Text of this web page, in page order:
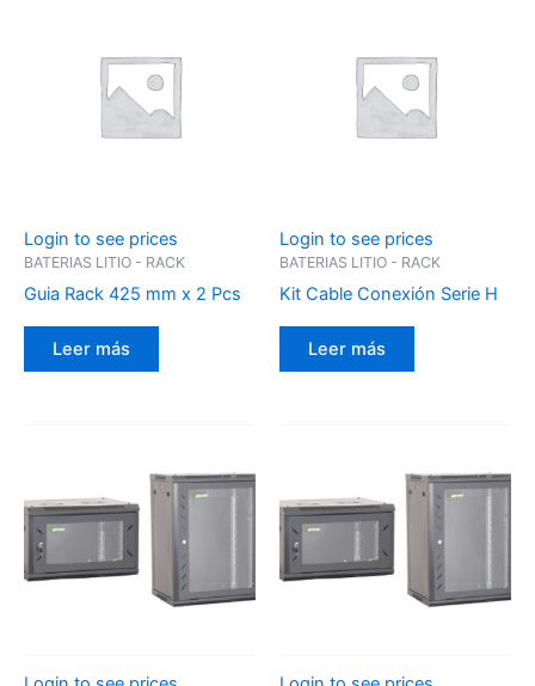
Login to see prices
BATERIAS LITIO - RACK
Guia Rack 425 mm x 2 Pcs
Leer más
Login to see prices
BATERIAS LITIO - RACK
Kit Cable Conexión Serie H
Leer más